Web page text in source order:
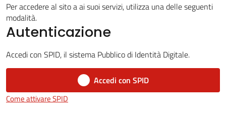
Servizi
Vivere
Casalfiumanese
Per accedere al sito a ai suoi servizi, utilizza una delle seguenti
modalità.
Autenticazione
Accedi con SPID, il sistema Pubblico di Identità Digitale.
Accedi con SPID
Come attivare SPID